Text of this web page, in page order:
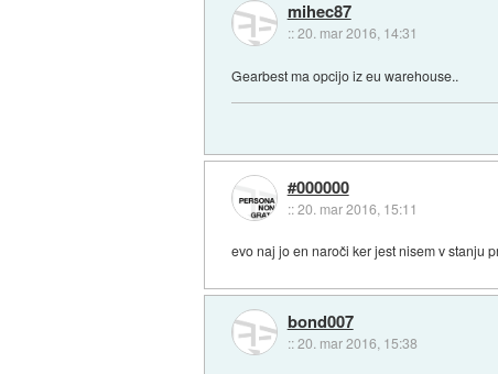
mihec87
::20. mar 2016, 14:31
Gearbest ma opcijo iz eu warehouse..
#000000
::20. mar 2016, 15:11
evo naj jo en naroči ker jest nisem v stanju
bond007
::20. mar 2016, 15:38